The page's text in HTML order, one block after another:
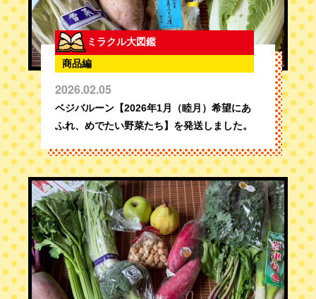
ミラクル大図鑑
商品編
2026.02.05
ベジバルーン【2026年1月（睦月）希望にあ
ふれ、めでたい野菜たち】を発送しました。